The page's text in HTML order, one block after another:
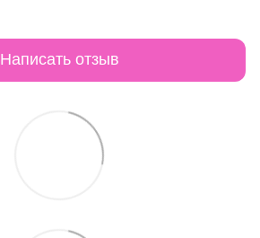
Написать отзыв